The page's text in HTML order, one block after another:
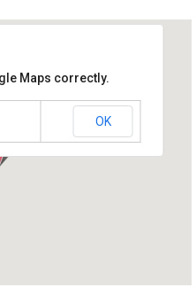
Исландия
Maps correctly.
OK